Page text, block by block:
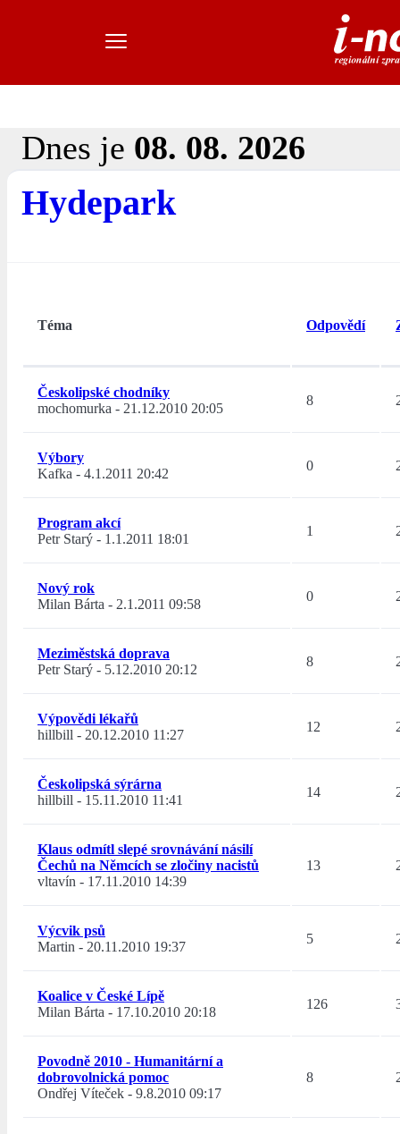
Dnes je 08. 08. 2026
Hydepark
Téma Odpovědí
Českolipské chodníky
mochomurka - 21.12.2010 20:05
8
Výbory
Kafka - 4.1.2011 20:42
0
Program akcí
Petr Starý - 1.1.2011 18:01
1
Nový rok
Milan Bárta - 2.1.2011 09:58
0
Meziměstská doprava
Petr Starý - 5.12.2010 20:12
8
Výpovědi lékařů
hillbill - 20.12.2010 11:27
12
Českolipská sýrárna
hillbill - 15.11.2010 11:41
14
Klaus odmítl slepé srovnávání násilí
Čechů na Němcích se zločiny nacistů
vltavín - 17.11.2010 14:39
13
Výcvik psů
Martin - 20.11.2010 19:37
5
Koalice v České Lípě
Milan Bárta - 17.10.2010 20:18
126
Povodně 2010 - Humanitární a
dobrovolnická pomoc
Ondřej Víteček - 9.8.2010 09:17
8